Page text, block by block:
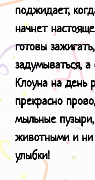
поджидает,
начнет
готовы
задумываться,
Клоуна на день
прекрасно
мыльные
животными и ни
улыбки!